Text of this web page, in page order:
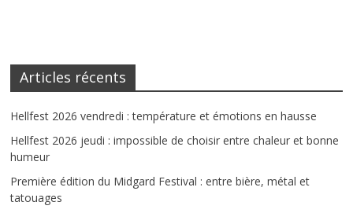
Articles récents
Hellfest 2026 vendredi : température et émotions en hausse
Hellfest 2026 jeudi : impossible de choisir entre chaleur et bonne
humeur
Première édition du Midgard Festival : entre bière, métal et
tatouages